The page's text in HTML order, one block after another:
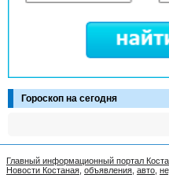
Гороскоп на сегодня
Главный информационный портал
Новости Костаная объявления авто